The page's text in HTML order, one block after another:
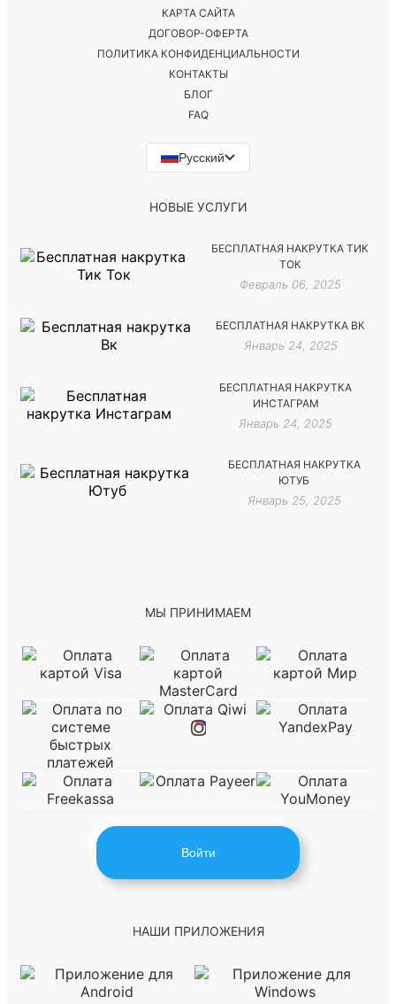
КАРТА САЙТА
ДОГОВОР-ОФЕРТА
ПОЛИТИКА КОНФИДЕНЦИАЛЬНОСТИ
КОНТАКТЫ
БЛОГ
FAQ
Русский
НОВЫЕ УСЛУГИ
БЕСПЛАТНАЯ НАКРУТКА ТИК
ТОК
Февраль 06, 2025
БЕСПЛАТНАЯ НАКРУТКА ВК
Январь 24, 2025
БЕСПЛАТНАЯ НАКРУТКА
ИНСТАГРАМ
Январь 24, 2025
БЕСПЛАТНАЯ НАКРУТКА
ЮТУБ
Январь 25, 2025
МЫ ПРИНИМАЕМ
Войти
НАШИ ПРИЛОЖЕНИЯ